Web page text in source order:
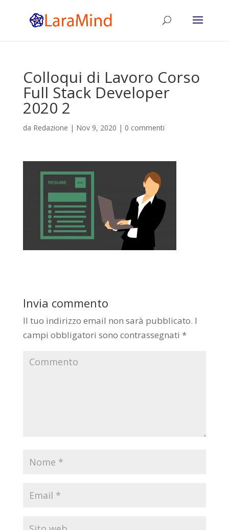
Colloqui di Lavoro Corso
Full Stack Developer
2020 2
da Redazione | Nov 9, 2020 | 0 commenti
Invia commento
Il tuo indirizzo email non sarà pubblicato. I
campi obbligatori sono contrassegnati *